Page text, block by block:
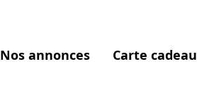
Nos annonces Carte cadeau